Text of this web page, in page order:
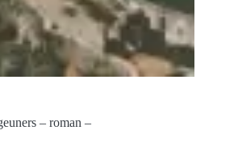
– roman –